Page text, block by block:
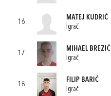
16
MATEJ KUDRIĆ
Igrač
17
MIHAEL BREZIĆ
Igrač
18
FILIP BARIĆ
Igrač